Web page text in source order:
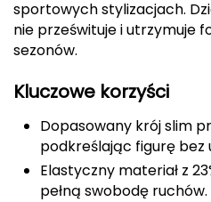
CMP
Climbing Technology
Coleman
sportowych stylizacjach.
nie prześwituje i utrzymuje
sezonów.
Kluczowe korzyści
Dopasowany krój slim
podkreślając figurę bez
Elastyczny materiał z
pełną swobodę ruchów.